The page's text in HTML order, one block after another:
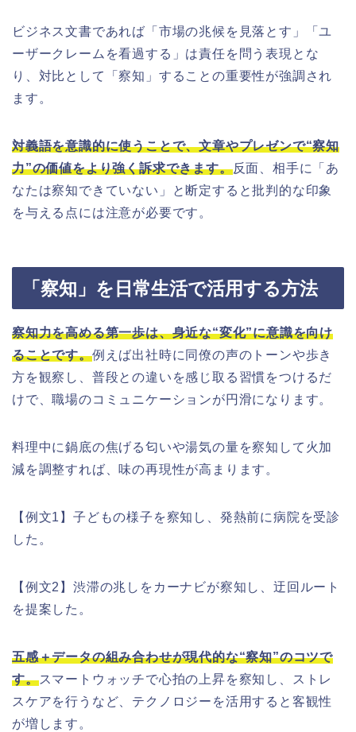
ビジネス文書であれば「市場の兆候を見落とす」「ユ
ーザークレームを看過する」は責任を問う表現とな
り、対比として「察知」することの重要性が強調され
ます。
対義語を意識的に使うことで、文章やプレゼンで“察知
力”の価値をより強く訴求できます。反面、相手に「あ
なたは察知できていない」と断定すると批判的な印象
を与える点には注意が必要です。
「察知」を日常生活で活用する方法
察知力を高める第一歩は、身近な“変化”に意識を向け
ることです。例えば出社時に同僚の声のトーンや歩き
方を観察し、普段との違いを感じ取る習慣をつけるだ
けで、職場のコミュニケーションが円滑になります。
料理中に鍋底の焦げる匂いや湯気の量を察知して火加
減を調整すれば、味の再現性が高まります。
【例文1】子どもの様子を察知し、発熱前に病院を受診
した。
【例文2】渋滞の兆しをカーナビが察知し、迂回ルート
を提案した。
五感＋データの組み合わせが現代的な“察知”のコツで
す。スマートウォッチで心拍の上昇を察知し、ストレ
スケアを行うなど、テクノロジーを活用すると客観性
が増します。